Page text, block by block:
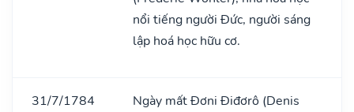
nổi tiếng người Đức, người sáng
lập hoá học hữu cơ.
31/7/1784
Ngày mất Đơni Điđơrô (Denis